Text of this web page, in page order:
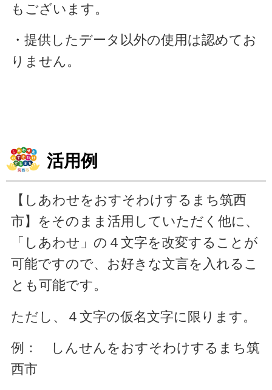
もございます。
・提供したデータ以外の使用は認めてお
りません。
活用例
【しあわせをおすそわけするまち筑西
市】をそのまま活用していただく他に、
「しあわせ」の４文字を改変することが
可能ですので、お好きな文言を入れるこ
とも可能です。
ただし、４文字の仮名文字に限ります。
例： しんせんをおすそわけするまち筑
西市